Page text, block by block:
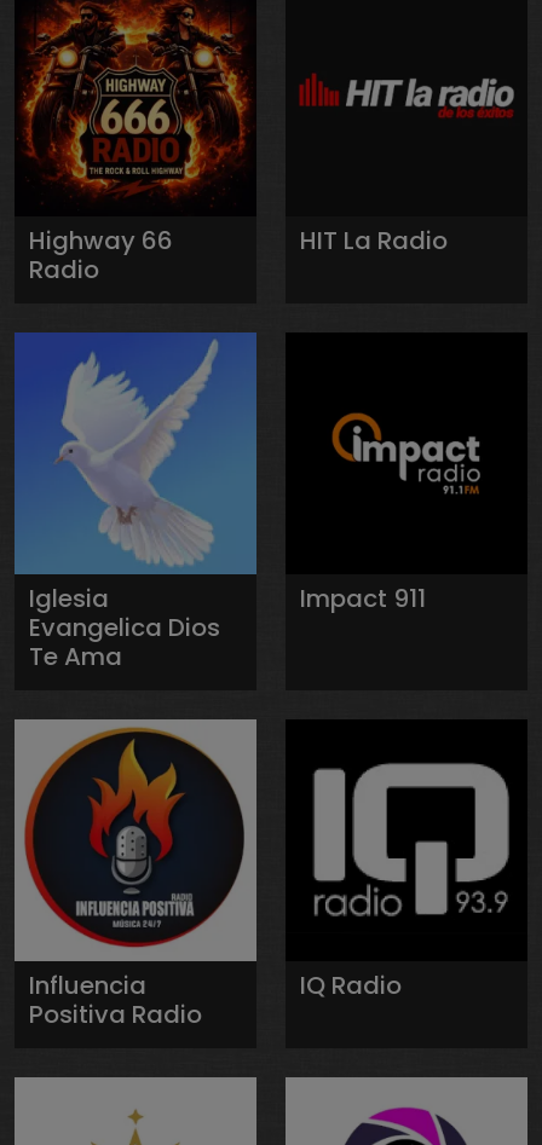
Highway 66
Radio
HIT La Radio
Iglesia
Evangelica Dios
Te Ama
Impact 911
Influencia
Positiva Radio
IQ Radio